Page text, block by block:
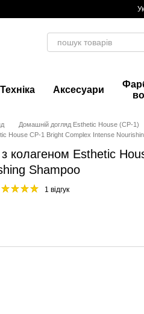
Техніка Аксесуари
Домашній догляд Esthetic House (CP-1)
House CP-1 Bright Complex Intense
колагеном Esthetic
Shampoo
1 відгук